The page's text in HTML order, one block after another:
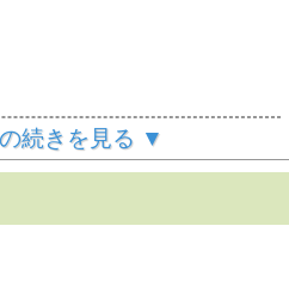
続きを見る ▼